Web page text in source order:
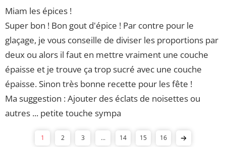
Miam les épices !
Super bon ! Bon gout d'épice ! Par contre pour le
glaçage, je vous conseille de diviser les proportions par
deux ou alors il faut en mettre vraiment une couche
épaisse et je trouve ça trop sucré avec une couche
épaisse. Sinon très bonne recette pour les fête !
Ma suggestion : Ajouter des éclats de noisettes ou
autres ... petite touche sympa
1 2 3 ... 14 15 16